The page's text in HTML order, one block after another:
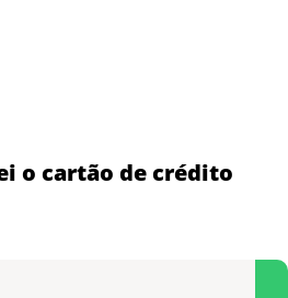
o cartão de crédito